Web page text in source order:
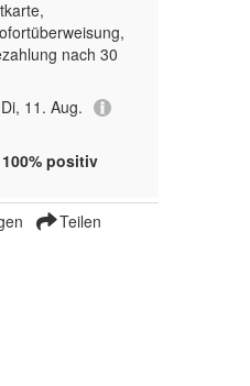
nach 30
11. Aug.
100% positiv
Teilen